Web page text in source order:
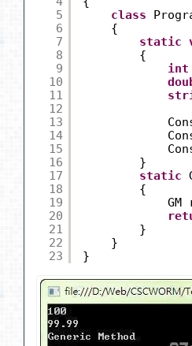
5
6
7
8
9
10
11
12
13
14
15
16
17
18
19
20
21
22
23
class
{
static
{
int
}
static
{
}
}
}